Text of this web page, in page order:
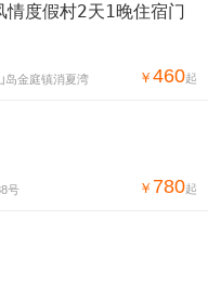
情度假村2天1晚住宿门
岛金庭镇消夏湾 ￥ 460起
号 ￥ 780起